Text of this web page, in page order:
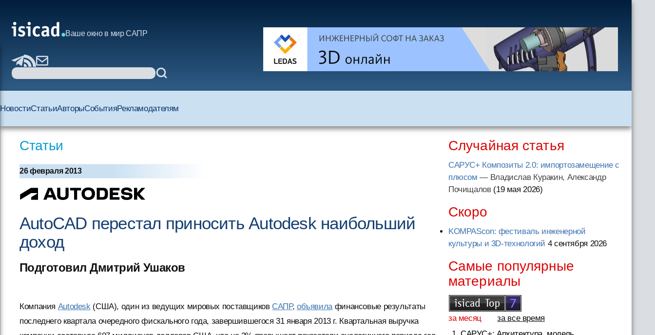
Ваше окно в мир САПР
НовостиСтатьиАвторыСобытияРекламодателям
Статьи
26 февраля 2013
AutoCAD перестал приносить Autodesk наибольший
доход
Подготовил Дмитрий Ушаков
Компания Autodesk(США), один из ведущих мировых поставщиков САПР, объявилафинансовые результаты
последнего квартала очередного фискального года, завершившегося 31 января 2013 г. Квартальная выручка
Случайная статья
САРУС+ Композиты 2.0: импортозамещение с
плюсом — Владислав Куракин, Александр
Почищалов (19 мая 2026)
Скоро
KOMPAScon: фестиваль инженерной
культуры и 3D-технологий 4 сентября 2026
Самые популярные
материалы
за месяц
за все время